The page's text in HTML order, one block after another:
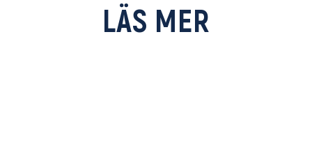
LÄS MER